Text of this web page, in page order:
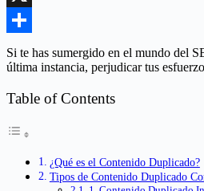
X
Compartir
Si te has sumergido en el mundo del
última instancia, perjudicar tus
Table of Contents
¿Qué es el Contenido Duplicado?
Tipos de Contenido Duplicado